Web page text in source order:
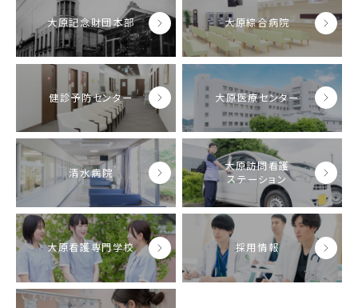
大原記念財団本部 大原綜合病院
健診予防センター 大原医療センター
清水病院
大原訪問看護
ステーション
大原看護専門学校 採用情報